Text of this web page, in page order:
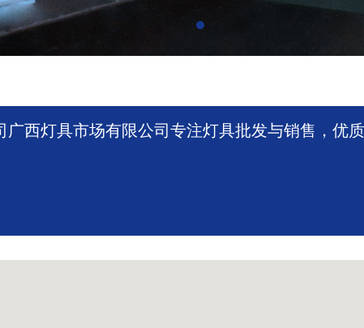
广西灯具市场有限公司专注灯具批发与销售，优